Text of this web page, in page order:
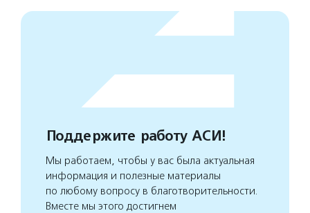
Поддержите работу АСИ!
Мы работаем, чтобы у вас была актуальная
информация и полезные материалы
по любому вопросу в благотворительности.
Вместе мы этого достигнем